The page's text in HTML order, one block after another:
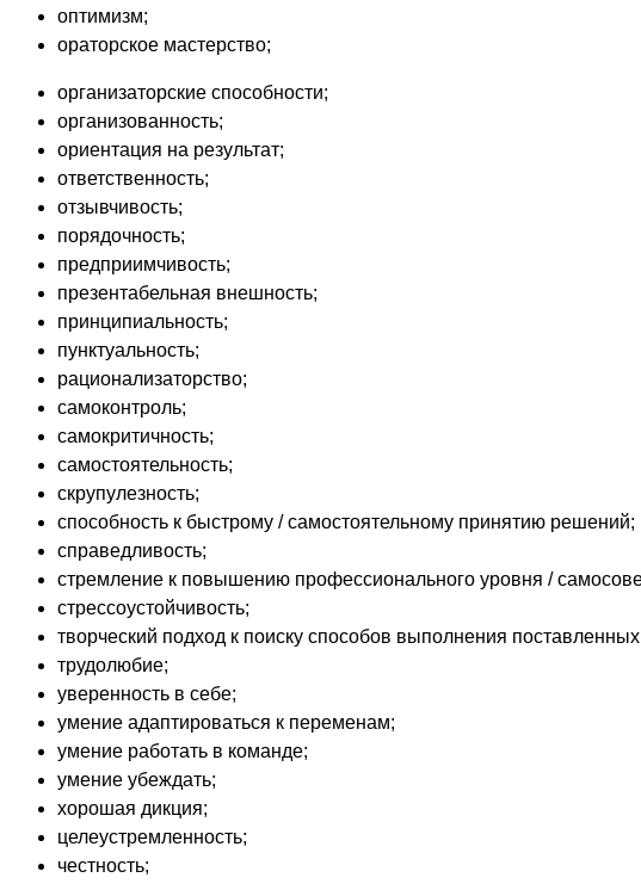
оптимизм;
ораторское мастерство;
организаторские способности;
организованность;
ориентация на результат;
ответственность;
отзывчивость;
порядочность;
предприимчивость;
презентабельная внешность;
принципиальность;
пунктуальность;
рационализаторство;
самоконтроль;
самокритичность;
самостоятельность;
скрупулезность;
способность к быстрому / самостоятельному принятию решений;
справедливость;
стремление к повышению профессионального уровня /
стрессоустойчивость;
творческий подход к поиску способов выполнения поставленных
трудолюбие;
уверенность в себе;
умение адаптироваться к переменам;
умение работать в команде;
умение убеждать;
хорошая дикция;
целеустремленность;
честность;